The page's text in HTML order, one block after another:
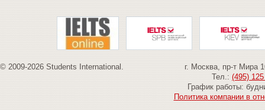
© 2009-2026 Students International.
г. Москва, пр-т Мира
Тел.: (495)
График работы:
Политика компании в